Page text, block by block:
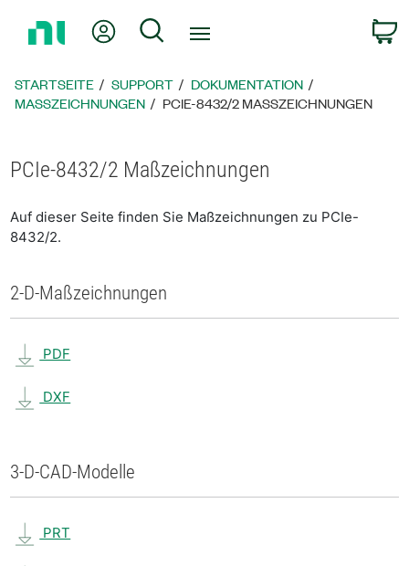
zur
Mein KontoSuche
STARTSEITE SUPPORT
DOKUMENTATION
MASSZEICHNUNGEN
PCIE-8432/2 MASSZEICHNUNGEN
PCIe-8432/2 Maßzeichnungen
Auf dieser Seite finden Sie Maßzeichnungen zu PCIe-
8432/2.
2-D-Maßzeichnungen
PDF
DXF
3-D-CAD-Modelle
PRT